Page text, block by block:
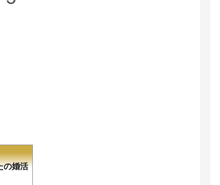
の婚活